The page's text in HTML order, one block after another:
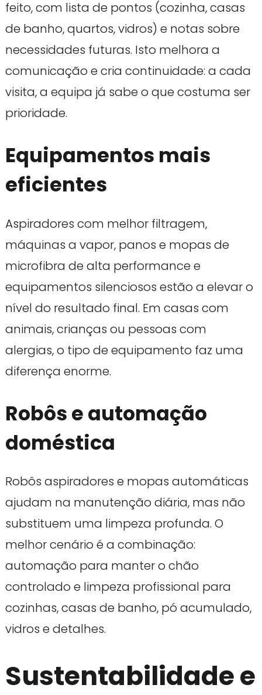
feito, com lista de pontos (cozinha, casas
de banho, quartos, vidros) e notas sobre
necessidades futuras. Isto melhora a
comunicação e cria continuidade: a cada
visita, a equipa já sabe o que costuma ser
prioridade.
Equipamentos mais
eficientes
Aspiradores com melhor filtragem,
máquinas a vapor, panos e mopas de
microfibra de alta performance e
equipamentos silenciosos estão a elevar o
nível do resultado final. Em casas com
animais, crianças ou pessoas com
alergias, o tipo de equipamento faz uma
diferença enorme.
Robôs e automação
doméstica
Robôs aspiradores e mopas automáticas
ajudam na manutenção diária, mas não
substituem uma limpeza profunda. O
melhor cenário é a combinação:
automação para manter o chão
controlado e limpeza profissional para
cozinhas, casas de banho, pó acumulado,
vidros e detalhes.
Sustentabilidade e